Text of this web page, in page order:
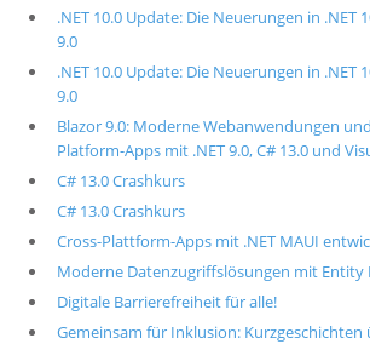
.NET 10.0 Update: Die Neuerungen in .NET
9.0
.NET 10.0 Update: Die Neuerungen in .NET
9.0
Blazor 9.0: Moderne Webanwendungen
Platform-Apps mit .NET 9.0, C# 13.0 und
C# 13.0 Crashkurs
C# 13.0 Crashkurs
Cross-Plattform-Apps mit .NET MAUI
Moderne Datenzugriffslösungen mit Entity
Digitale Barrierefreiheit für alle!
Gemeinsam für Inklusion: Kurzgeschichten